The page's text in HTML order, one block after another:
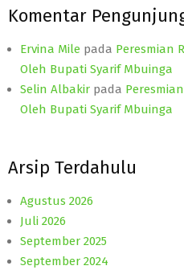
Komentar
Ervina Mile pada Peresmian
Oleh Bupati Syarif Mbuinga
Selin Albakir pada
Oleh Bupati Syarif Mbuinga
Arsip Terdahulu
Agustus 2026
Juli 2026
September 2025
September 2024